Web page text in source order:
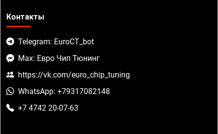
Контакты
Telegram: EuroCT_bot
Max: Евро Чип Тюнинг
https://vk.com/euro_chip_tuning
WhatsApp: +79317082148
+7 4742 20-07-63